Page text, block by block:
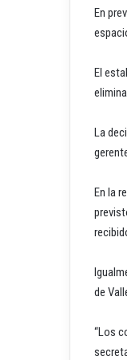
En
El
La
En la
de
“Los